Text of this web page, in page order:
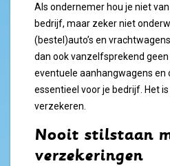
Als ondernemer hou je niet
bedrijf, maar zeker niet
(bestel)auto’s en
dan ook vanzelfsprekend geen
eventuele aanhangwagens en
essentieel voor je bedrijf. Het
verzekeren.
Nooit stilstaan
verzekeringen